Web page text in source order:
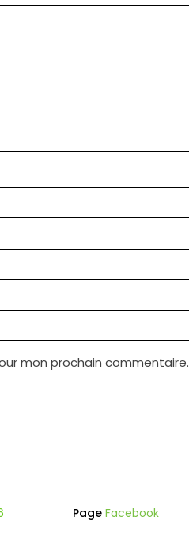
mon prochain commentaire.
Page Facebook